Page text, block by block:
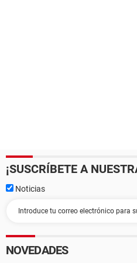
¡SUSCRÍBETE A
Noticias
NOVEDADES